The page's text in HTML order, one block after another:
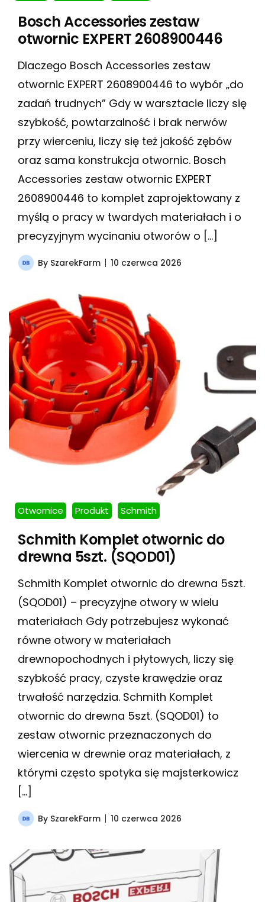
Bosch Accessories zestaw
otwornic EXPERT 2608900446
Dlaczego Bosch Accessories zestaw
otwornic EXPERT 2608900446 to wybór „do
zadań trudnych” Gdy w warsztacie liczy się
szybkość, powtarzalność i brak nerwów
przy wierceniu, liczy się też jakość zębów
oraz sama konstrukcja otwornic. Bosch
Accessories zestaw otwornic EXPERT
2608900446 to komplet zaprojektowany z
myślą o pracy w twardych materiałach i o
precyzyjnym wycinaniu otworów o […]
By SzarekFarm 10 czerwca 2026
Otwornice Produkt Schmith
Schmith Komplet otwornic do
drewna 5szt. (SQOD01)
Schmith Komplet otwornic do drewna 5szt.
(SQOD01) – precyzyjne otwory w wielu
materiałach Gdy potrzebujesz wykonać
równe otwory w materiałach
drewnopochodnych i płytowych, liczy się
szybkość pracy, czyste krawędzie oraz
trwałość narzędzia. Schmith Komplet
otwornic do drewna 5szt. (SQOD01) to
zestaw otwornic przeznaczonych do
wiercenia w drewnie oraz materiałach, z
którymi często spotyka się majsterkowicz
[…]
By SzarekFarm 10 czerwca 2026